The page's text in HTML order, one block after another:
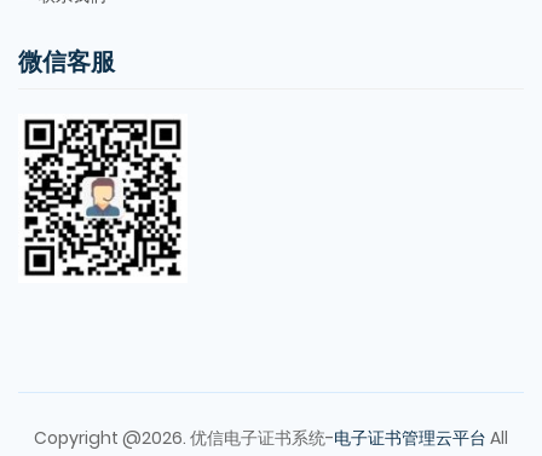
微信客服
Copyright @2026. 优信电子证书系统-电子证书管理云平台 All